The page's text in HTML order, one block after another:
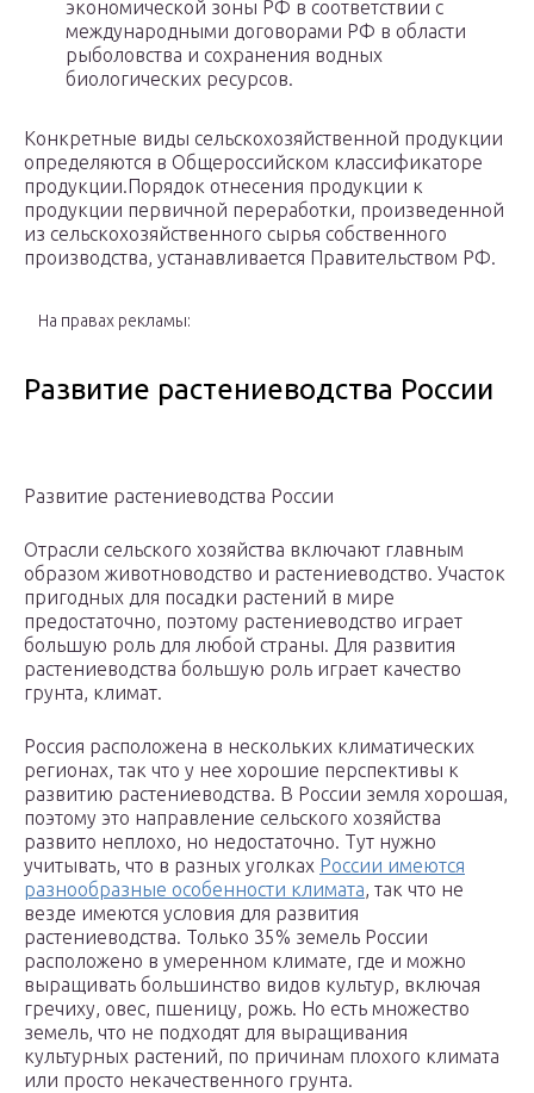
экономической зоны РФ в соответствии с
международными договорами РФ в области
рыболовства и сохранения водных
биологических ресурсов.
Конкретные виды сельскохозяйственной продукции
определяются в Общероссийском классификаторе
продукции.Порядок отнесения продукции к
продукции первичной переработки, произведенной
из сельскохозяйственного сырья собственного
производства, устанавливается Правительством РФ.
На правах рекламы:
Развитие растениеводства России
Развитие растениеводства России
Отрасли сельского хозяйства включают главным
образом животноводство и растениеводство. Участок
пригодных для посадки растений в мире
предостаточно, поэтому растениеводство играет
большую роль для любой страны. Для развития
растениеводства большую роль играет качество
грунта, климат.
Россия расположена в нескольких климатических
регионах, так что у нее хорошие перспективы к
развитию растениеводства. В России земля хорошая,
поэтому это направление сельского хозяйства
развито неплохо, но недостаточно. Тут нужно
учитывать, что в разных уголках России имеются
разнообразные особенности климата, так что не
везде имеются условия для развития
растениеводства. Только 35% земель России
расположено в умеренном климате, где и можно
выращивать большинство видов культур, включая
гречиху, овес, пшеницу, рожь. Но есть множество
земель, что не подходят для выращивания
культурных растений, по причинам плохого климата
или просто некачественного грунта.